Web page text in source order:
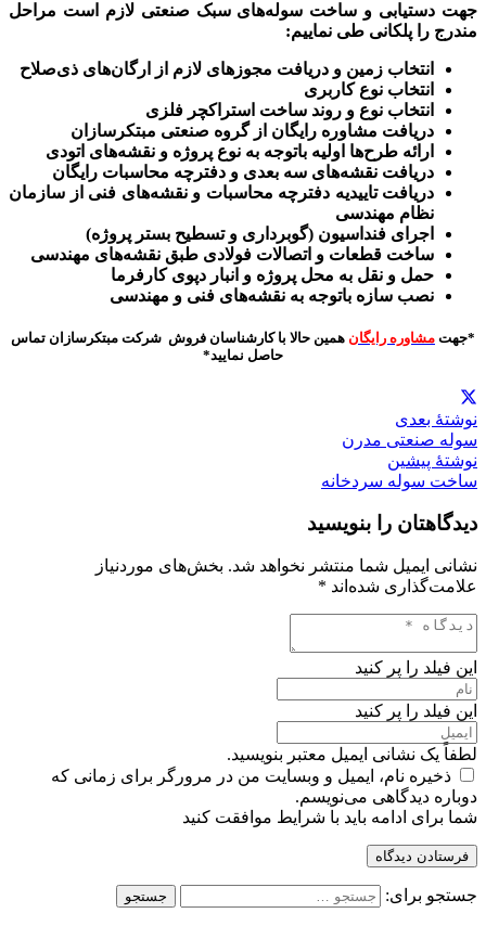
جهت دستیابی و ساخت سوله‌های سبک صنعتی لازم است مراحل
مندرج را پلکانی طی نماییم:
انتخاب زمین و دریافت مجوزهای لازم از ارگان‌های ذی‌صلاح
انتخاب نوع کاربری
انتخاب نوع و روند ساخت استراکچر فلزی
دریافت مشاوره رایگان از گروه صنعتی مبتکرسازان
ارائه طرح‌ها اولیه باتوجه به نوع پروژه و نقشه‌های اتودی
دریافت نقشه‌های سه بعدی و دفترچه محاسبات رایگان
دریافت تاییدیه دفترچه محاسبات و نقشه‌های فنی از سازمان
نظام مهندسی
اجرای فنداسیون (گوبرداری و تسطیح بستر پروژه)
ساخت قطعات و اتصالات فولادی طبق نقشه‌های مهندسی
حمل و نقل به محل پروژه و انبار دپوی کارفرما
نصب سازه باتوجه به نقشه‌های فنی و مهندسی
*جهت مشاوره رایگان همین حالا با کارشناسان فروش شرکت مبتکرسازان تماس
حاصل نمایید*
نوشتهٔ بعدی
سوله صنعتی مدرن
نوشتهٔ پیشین
ساخت سوله سردخانه
دیدگاهتان را بنویسید
نشانی ایمیل شما منتشر نخواهد شد. بخش‌های موردنیاز
علامت‌گذاری شده‌اند *
این فیلد را پر کنید
این فیلد را پر کنید
لطفاً یک نشانی ایمیل معتبر بنویسید.
ذخیره نام، ایمیل و وبسایت من در مرورگر برای زمانی که
دوباره دیدگاهی می‌نویسم.
شما برای ادامه باید با شرایط موافقت کنید
فرستادن دیدگاه
جستجو برای: